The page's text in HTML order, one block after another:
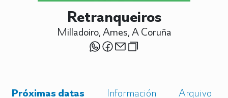
Retranqueiros
Milladoiro, Ames, A Coruña
Próximas datas Información Arquivo